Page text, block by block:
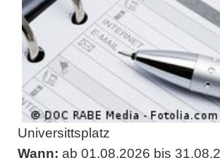
Universittsplatz
Wann: ab 01.08.2026 bis